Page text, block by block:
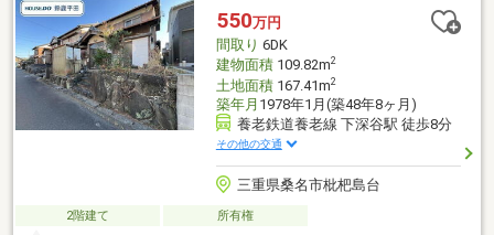
3300ｍ）・桑名深谷郵便局：徒歩約5分（約400ｍ）・JAみえきた
深谷支店：徒歩約9分（約650ｍ）
550万円
間取り 6DK
建物面積109.82m2
土地面積167.41m2
築年月 1978年1月(築48年8ヶ月)
養老鉄道養老線 下深谷駅 徒歩8分
その他の交通
三重県桑名市枇杷島台
2階建て 所有権